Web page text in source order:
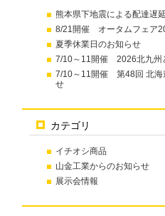
熊本県下地震による配達遅
8/21開催 オータムフェア
夏季休業日のお知らせ
7/10～11開催 2026北九
7/10～11開催 第48回 北
せ
カテゴリ
イチオシ商品
山金工業からのお知らせ
展示会情報